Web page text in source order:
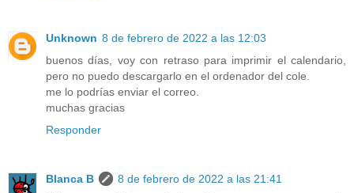
Unknown 8 de febrero de 2022 a las 12:03
buenos días, voy con retraso para imprimir el calendario,
pero no puedo descargarlo en el ordenador del cole.
me lo podrías enviar el correo.
muchas gracias
Responder
Blanca B
8 de febrero de 2022 a las 21:41